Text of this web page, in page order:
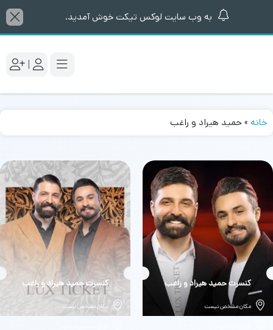
به وب سایت لوکس تیکت خوش آمدید.
|
خانه » حمید هیراد و راغب
بلیط
کنسرت حمید هیراد و راغب
مکان مشخص نیست
بلیط
کنسرت حمید هیراد و راغب
مکان مشخص نیست